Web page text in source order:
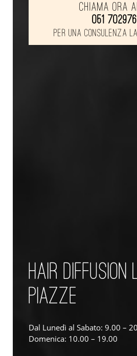
Chiama ora
051 702976
per una consulenza
HAIR DIFFUSION
PIAZZE
Dal Lunedì al Sabato: 9.00 –
Domenica: 10.00 – 19.00